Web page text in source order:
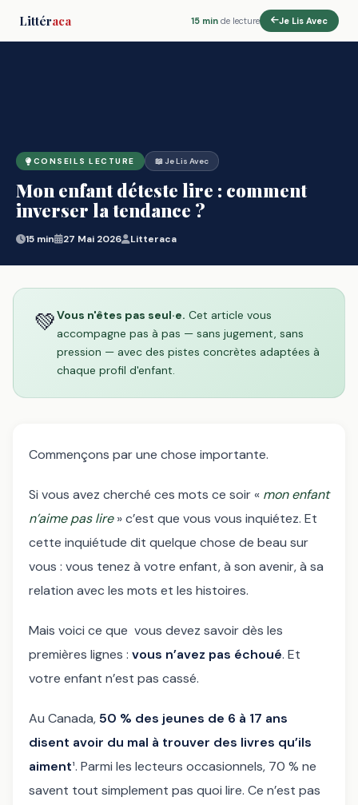
Littéraca 15 min de lecture Je Lis Avec
CONSEILS LECTURE 📖 Je Lis Avec
Mon enfant déteste lire : comment
inverser la tendance ?
15 min 27 Mai 2026 Litteraca
💚Vous n'êtes pas seul·e. Cet article vous
accompagne pas à pas — sans jugement, sans
pression — avec des pistes concrètes adaptées à
chaque profil d'enfant.
Commençons par une chose importante.
Si vous avez cherché ces mots ce soir « mon enfant
n’aime pas lire» c’est que vous vous inquiétez. Et
cette inquiétude dit quelque chose de beau sur
vous : vous tenez à votre enfant, à son avenir, à sa
relation avec les mots et les histoires.
Mais voici ce que vous devez savoir dès les
premières lignes : vous n’avez pas échoué. Et
votre enfant n’est pas cassé.
Au Canada, 50 % des jeunes de 6 à 17 ans
disent avoir du mal à trouver des livres qu’ils
aiment¹. Parmi les lecteurs occasionnels, 70 % ne
savent tout simplement pas quoi lire. Ce n’est pas